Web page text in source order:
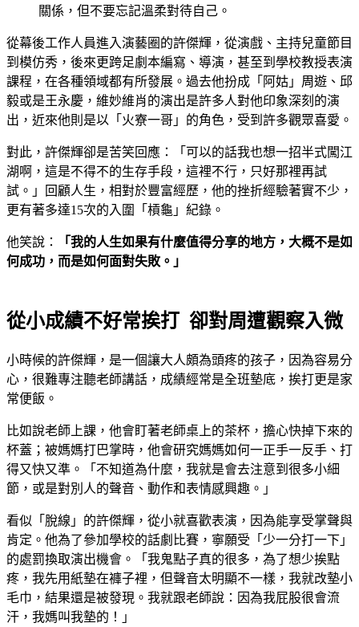
關係，但不要忘記溫柔對待自己。
從幕後工作人員進入演藝圈的許傑輝，從演戲、主持兒童節目
到模仿秀，後來更跨足劇本編寫、導演，甚至到學校教授表演
課程，在各種領域都有所發展。過去他扮成「阿姑」周遊、邱
毅或是王永慶，維妙維肖的演出是許多人對他印象深刻的演
出，近來他則是以「火寮一哥」的角色，受到許多觀眾喜愛。
對此，許傑輝卻是苦笑回應：「可以的話我也想一招半式闖江
湖啊，這是不得不的生存手段，這裡不行，只好那裡再試
試。」回顧人生，相對於豐富經歷，他的挫折經驗著實不少，
更有著多達15次的入圍「槓龜」紀錄。
他笑說：
「我的人生如果有什麼值得分享的地方，大概不是如
何成功，而是如何面對失敗。」
從小成績不好常挨打 卻對周遭觀察入微
小時候的許傑輝，是一個讓大人頗為頭疼的孩子，因為容易分
心，很難專注聽老師講話，成績經常是全班墊底，挨打更是家
常便飯。
比如說老師上課，他會盯著老師桌上的茶杯，擔心快掉下來的
杯蓋；被媽媽打巴掌時，他會研究媽媽如何一正手一反手、打
得又快又準。「不知道為什麼，我就是會去注意到很多小細
節，或是對別人的聲音、動作和表情感興趣。」
看似「脫線」的許傑輝，從小就喜歡表演，因為能享受掌聲與
肯定。他為了參加學校的話劇比賽，寧願受「少一分打一下」
的處罰換取演出機會。「我鬼點子真的很多，為了想少挨點
疼，我先用紙墊在褲子裡，但聲音太明顯不一樣，我就改墊小
毛巾，結果還是被發現。我就跟老師說：因為我屁股很會流
汗，我媽叫我墊的！」